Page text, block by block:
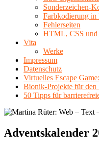
Sonderzeichen-
Farbkodierung
Fehlerseiten
HTML, CSS und
Vita
Werke
Impressum
Datenschutz
Virtuelles Escape
Bionik-Projekte für den
50 Tipps für
Adventskalender